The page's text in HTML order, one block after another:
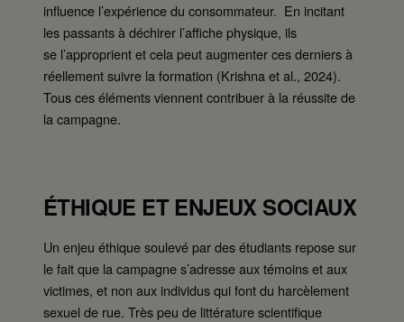
influence l’expérience du consommateur. En incitant
les passants à déchirer l’affiche physique, ils
se l’approprient et cela peut augmenter ces derniers à
réellement suivre la formation (Krishna et al., 2024).
Tous ces éléments viennent contribuer à la réussite de
la campagne.
ÉTHIQUE ET ENJEUX SOCIAUX
Un enjeu éthique soulevé par des étudiants repose sur
le fait que la campagne s’adresse aux témoins et aux
victimes, et non aux individus qui font du harcèlement
sexuel de rue. Très peu de littérature scientifique